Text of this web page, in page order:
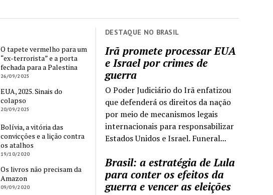
DESTAQUE NO BRASIL
Irã promete processar EUA
e Israel por crimes de
guerra
O Poder Judiciário do Irã enfatizou
que defenderá os direitos da nação
por meio de mecanismos legais
internacionais para responsabilizar
Estados Unidos e Israel. Funeral...
Brasil: a estratégia de Lula
para conter os efeitos da
guerra e vencer as eleições
O tapete vermelho para um
“ex-terrorista” e a porta
fechada para a Palestina
26/09/2025
EUA, 2025. Sinais do
colapso
20/09/2025
Bolívia, a vitória das
convicções e a lição contra
os atalhos
19/10/2020
Os livros não precisam da
Amazon
09/09/2020